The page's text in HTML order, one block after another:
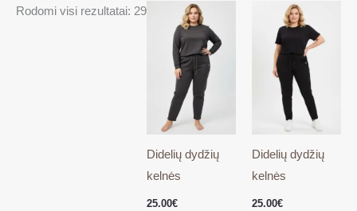
Rodomi visi rezultatai: 29
Didelių dydžių
kelnės
25.00€
Didelių dydžių
kelnės
25.00€